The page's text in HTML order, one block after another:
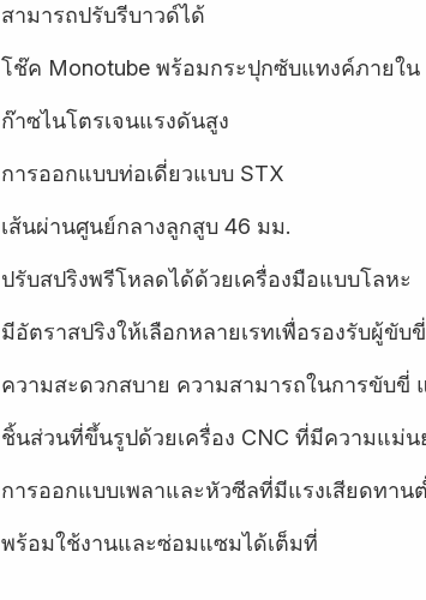
สามารถปรับรีบาวด์ได้
โช๊ค Monotube พร้อมกระปุกซับแทงค์ภายใน
ก๊าซไนโตรเจนแรงดันสูง
การออกแบบท่อเดี่ยวแบบ STX
เส้นผ่านศูนย์กลางลูกสูบ 46 มม.
ปรับสปริงพรีโหลดได้ด้วยเครื่องมือแบบโลหะ
มีอัตราสปริงให้เลือกหลายเรทเพื่อรองรับผู้ขั
ความสะดวกสบาย ความสามารถในการขับขี่
ชิ้นส่วนที่ขึ้นรูปด้วยเครื่อง CNC ที่มีความแม่
การออกแบบเพลาและหัวซีลที่มีแรงเสียดทาน
พร้อมใช้งานและซ่อมแซมได้เต็มที่